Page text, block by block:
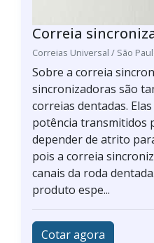
Correia
Correias Universal / São
Sobre a correia
sincronizadoras são
correias dentadas.
potência transmitidos
depender de atrito
pois a correia
canais da roda
produto espe...
Cotar agora